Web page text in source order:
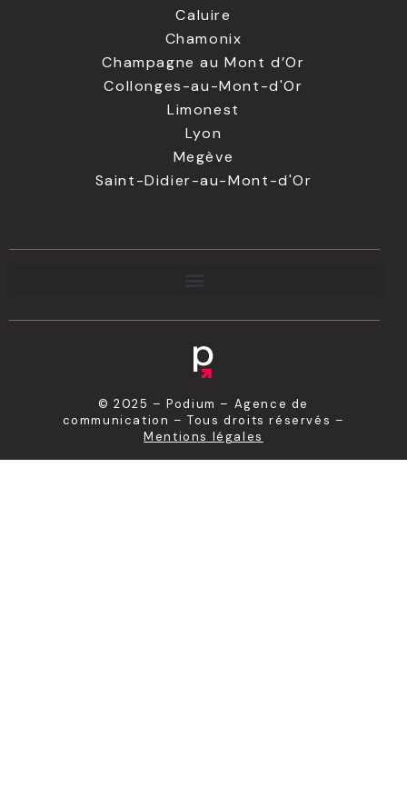
Caluire
Chamonix
Champagne au Mont d’Or
Collonges-au-Mont-d'Or
Limonest
Lyon
Megève
Saint-Didier-au-Mont-d'Or
© 2025 – Podium – Agence de
communication – Tous droits réservés –
Mentions légales